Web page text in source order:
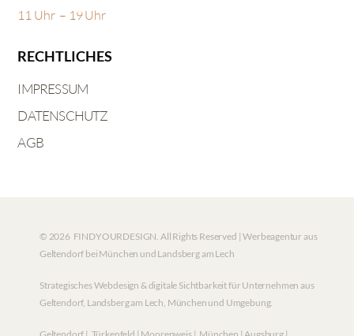
11 Uhr – 19 Uhr
RECHTLICHES
IMPRESSUM
DATENSCHUTZ
AGB
© 2026 FINDYOURDESIGN. All Rights Reserved | Werbeagentur aus
Geltendorf bei München und Landsberg am Lech
Strategisches Webdesign & digitale Sichtbarkeit für Unternehmen aus
Geltendorf, Landsberg am Lech, München und Umgebung.